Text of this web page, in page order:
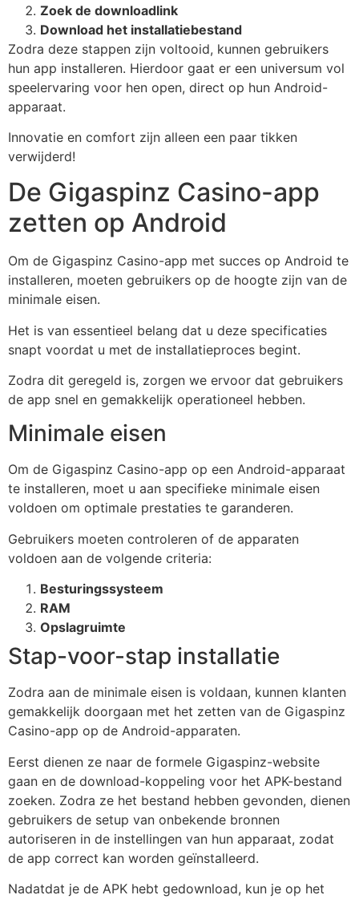
Zoek de downloadlink
Download het installatiebestand
Zodra deze stappen zijn voltooid, kunnen gebruikers
hun app installeren. Hierdoor gaat er een universum vol
speelervaring voor hen open, direct op hun Android-
apparaat.
Innovatie en comfort zijn alleen een paar tikken
verwijderd!
De Gigaspinz Casino-app
zetten op Android
Om de Gigaspinz Casino-app met succes op Android te
installeren, moeten gebruikers op de hoogte zijn van de
minimale eisen.
Het is van essentieel belang dat u deze specificaties
snapt voordat u met de installatieproces begint.
Zodra dit geregeld is, zorgen we ervoor dat gebruikers
de app snel en gemakkelijk operationeel hebben.
Minimale eisen
Om de Gigaspinz Casino-app op een Android-apparaat
te installeren, moet u aan specifieke minimale eisen
voldoen om optimale prestaties te garanderen.
Gebruikers moeten controleren of de apparaten
voldoen aan de volgende criteria:
Besturingssysteem
RAM
Opslagruimte
Stap-voor-stap installatie
Zodra aan de minimale eisen is voldaan, kunnen klanten
gemakkelijk doorgaan met het zetten van de Gigaspinz
Casino-app op de Android-apparaten.
Eerst dienen ze naar de formele Gigaspinz-website
gaan en de download-koppeling voor het APK-bestand
zoeken. Zodra ze het bestand hebben gevonden, dienen
gebruikers de setup van onbekende bronnen
autoriseren in de instellingen van hun apparaat, zodat
de app correct kan worden geïnstalleerd.
Nadatdat je de APK hebt gedownload, kun je op het